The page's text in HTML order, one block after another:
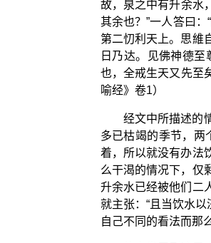
故，泉之中有升余水
其余也？”一人答曰
第二忉利天上。思維
日乃达。见佛神德至
也，全戒生天又先至
喻经》卷1）
经文中所描述的
多已枯竭的季节，两
着，所以就没有办法
么干渴的情况下，仅
升余水已经被他们二
就主张：“且当饮水
自己不同的看法而那